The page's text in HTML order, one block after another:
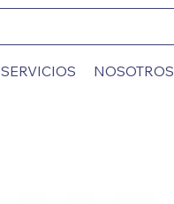
SERVICIOS NOSOTROS